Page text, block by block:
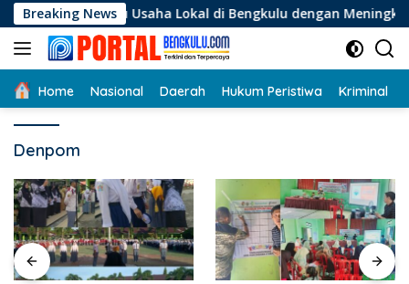
Langsung
ke
konten
Breaking News
Usaha Lokal di Bengkulu dengan Meningkatkan Ruang
Home Nasional Daerah Hukum Peristiwa Kriminal
Denpom